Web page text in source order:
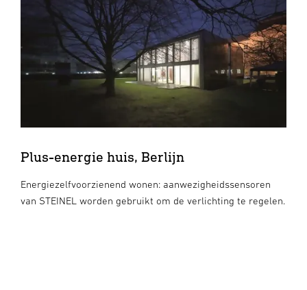
Plus-energie huis, Berlijn
Energiezelfvoorzienend wonen: aanwezigheidssensoren
van STEINEL worden gebruikt om de verlichting te regelen.